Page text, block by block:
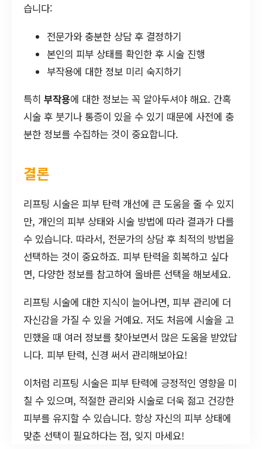
습니다:
전문가와 충분한 상담 후 결정하기
본인의 피부 상태를 확인한 후 시술 진행
부작용에 대한 정보 미리 숙지하기
특히 부작용에 대한 정보는 꼭 알아두셔야 해요. 간혹
시술 후 붓기나 통증이 있을 수 있기 때문에 사전에 충
분한 정보를 수집하는 것이 중요합니다.
결론
리프팅 시술은 피부 탄력 개선에 큰 도움을 줄 수 있지
만, 개인의 피부 상태와 시술 방법에 따라 결과가 다를
수 있습니다. 따라서, 전문가의 상담 후 최적의 방법을
선택하는 것이 중요하죠. 피부 탄력을 회복하고 싶다
면, 다양한 정보를 참고하여 올바른 선택을 해보세요.
리프팅 시술에 대한 지식이 늘어나면, 피부 관리에 더
자신감을 가질 수 있을 거예요. 저도 처음에 시술을 고
민했을 때 여러 정보를 찾아보면서 많은 도움을 받았답
니다. 피부 탄력, 신경 써서 관리해보아요!
이처럼 리프팅 시술은 피부 탄력에 긍정적인 영향을 미
칠 수 있으며, 적절한 관리와 시술로 더욱 젊고 건강한
피부를 유지할 수 있습니다. 항상 자신의 피부 상태에
맞춘 선택이 필요하다는 점, 잊지 마세요!